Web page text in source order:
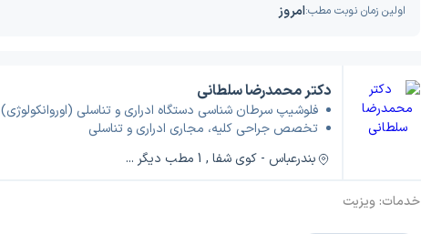
اولین زمان نوبت مطب:امروز
دکتر محمدرضا سلطانی
فلوشیپ سرطان شناسی دستگاه ادراری و تناسلی (اوروانکولوژی)
تخصص جراحی کلیه، مجاری ادراری و تناسلی
بندرعباس - کوی شفا , 1 مطب دیگر ...
خدمات: ویزیت